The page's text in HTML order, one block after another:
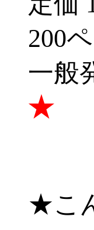
200
一般
★
★こ